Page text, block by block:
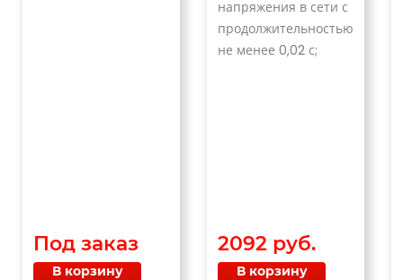
Под заказ
В корзину
напряжения в сети с
продолжительностью
не менее 0,02 с;
2092 руб.
В корзину